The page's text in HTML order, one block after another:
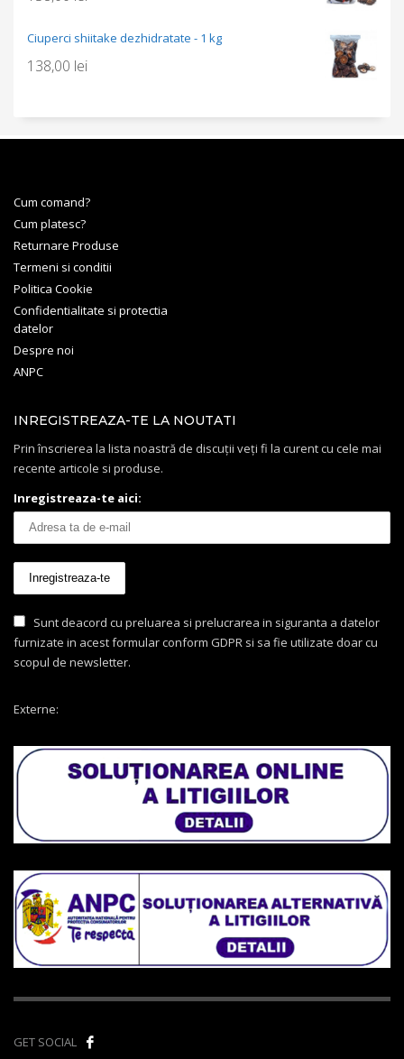
Ciuperci shiitake dezhidratate - 1 kg
138,00 lei
Cum comand?
Cum platesc?
Returnare Produse
Termeni si conditii
Politica Cookie
Confidentialitate si protectia
datelor
Despre noi
ANPC
INREGISTREAZA-TE LA NOUTATI
Prin înscrierea la lista noastră de discuții veți fi la curent cu cele mai
recente articole si produse.
Inregistreaza-te aici:
Sunt deacord cu preluarea si prelucrarea in siguranta a datelor
furnizate in acest formular conform GDPR si sa fie utilizate doar cu
scopul de newsletter.
Externe:
GET SOCIAL